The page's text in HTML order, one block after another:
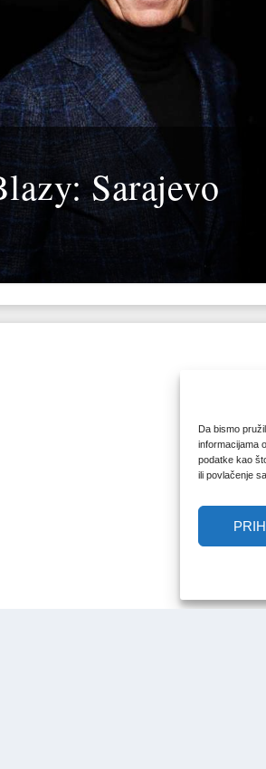
Da bismo
informacijama
podatke kao
ili povlačenje
Sarajevo